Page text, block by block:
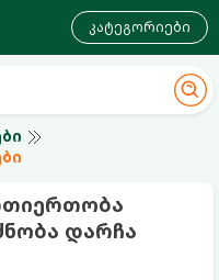
კატეგორიები
დარჩა